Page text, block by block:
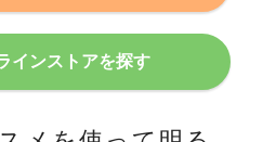
インストアを探す